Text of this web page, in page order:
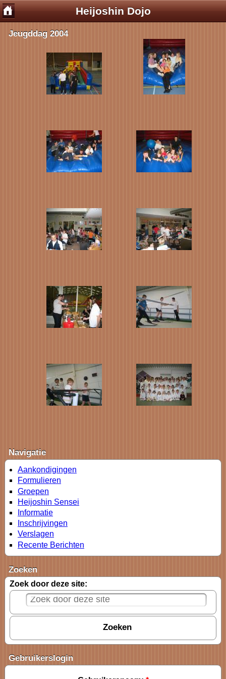
Heijoshin Dojo
Jeugddag 2004
Navigatie
Aankondigingen
Formulieren
Groepen
Heijoshin Sensei
Informatie
Inschrijvingen
Verslagen
Recente Berichten
Zoeken
Zoek door deze site:
Gebruikerslogin